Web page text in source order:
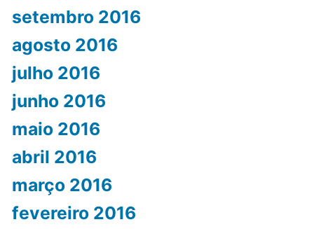
setembro 2016
agosto 2016
julho 2016
junho 2016
maio 2016
abril 2016
março 2016
fevereiro 2016